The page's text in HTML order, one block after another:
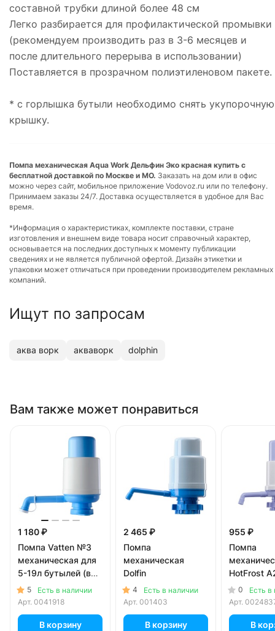
составной трубки длиной более 48 см
Легко разбирается для профилактической промывки
(рекомендуем производить раз в 3-6 месяцев и
после длительного перерыва в использовании)
Поставляется в прозрачном полиэтиленовом пакете.
* с горлышка бутыли необходимо снять укупорочную
крышку.
Помпа механическая Aqua Work Дельфин Эко красная купить с
бесплатной доставкой по Москве и МО. Заказать на дом или в офис
можно через сайт, мобильное приложение Vodovoz.ru или по телефону.
Принимаем заказы 24/7. Доставка осуществляется в удобное для Вас
время.
*Информация о характеристиках, комплекте поставки, стране
изготовления и внешнем виде товара носит справочный характер,
основывается на последних доступных к моменту публикации
сведениях и не является публичной офертой. Дизайн этикетки и
упаковки может отличаться при проведении производителем рекламных
компаний.
Ищут по запросам
аква ворк акваворк dolphin
Вам также может понравиться
1 180 ₽
Помпа Vatten №3
механическая для
5-19л бутылей (в
коробке)
5
Есть в наличии
Арт. 0041918
В корзину
2 465 ₽
Помпа
механическая
Dolfin
4
Есть в наличии
Арт. 001403
В корзину
955 ₽
Помпа
HotFrost
л бутылей
0
Есть в
Арт.
В